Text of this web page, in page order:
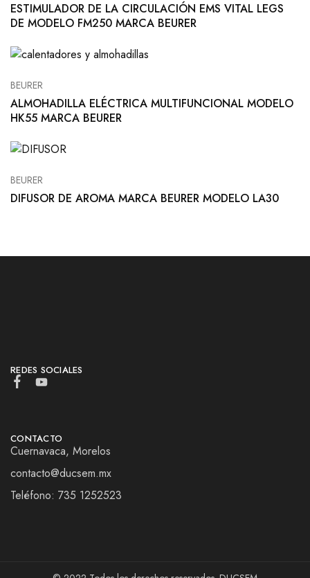
ESTIMULADOR DE LA CIRCULACIÓN EMS VITAL LEGS
DE MODELO FM250 MARCA BEURER
BEURER
ALMOHADILLA ELÉCTRICA MULTIFUNCIONAL MODELO
HK55 MARCA BEURER
BEURER
DIFUSOR DE AROMA MARCA BEURER MODELO LA30
REDES SOCIALES
CONTACTO
Cuernavaca, Morelos
contacto@ducsem.mx
Teléfono: 735 1252523